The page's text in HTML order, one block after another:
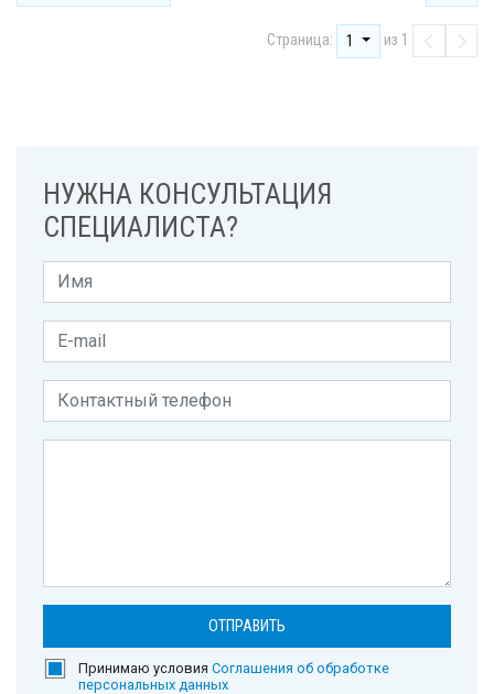
Страница: 1 из 1
НУЖНА КОНСУЛЬТАЦИЯ
СПЕЦИАЛИСТА?
Принимаю условия Соглашения об обработке
персональных данных